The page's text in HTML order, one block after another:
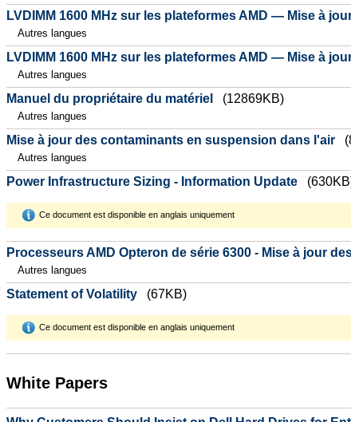
LVDIMM 1600 MHz sur les plateformes AMD — Mise à
Autres langues
LVDIMM 1600 MHz sur les plateformes AMD — Mise à
Autres langues
Manuel du propriétaire du matériel (12869KB)
Autres langues
Mise à jour des contaminants en suspension dans l'air
Autres langues
Power Infrastructure Sizing - Information Update
Ce document est disponible en anglais uniquement
Processeurs AMD Opteron de série 6300 - Mise à jour
Autres langues
Statement of Volatility (67KB)
Ce document est disponible en anglais uniquement
White Papers